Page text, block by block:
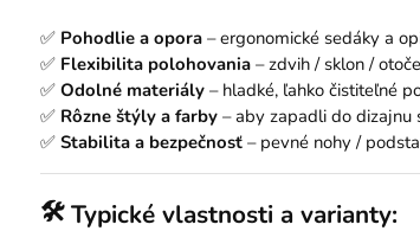
✅ Pohodlie a opora– ergonomické sedáky a
✅ Flexibilita polohovania– zdvih / sklon /
✅ Odolné materiály– hladké, ľahko čistiteľné
✅ Rôzne štýly a farby– aby zapadli do dizajnu
✅ Stabilita a bezpečnosť– pevné nohy /
🛠️Typické vlastnosti a varianty: